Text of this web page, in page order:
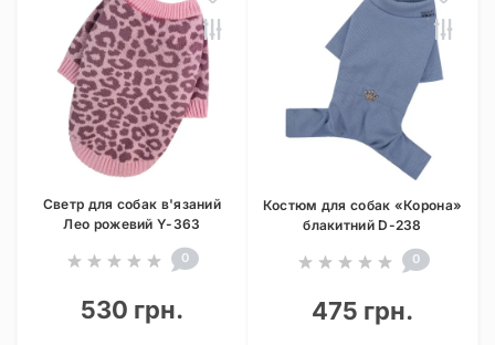
Светр для собак в'язаний
Лео рожевий Y-363
0
530 грн.
Костюм для собак «Корона»
блакитний D-238
0
475 грн.